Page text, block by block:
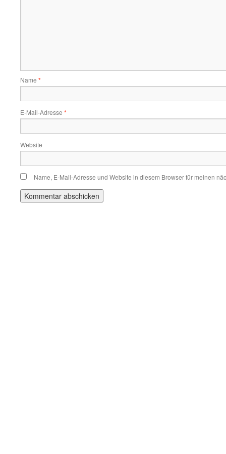
Name *
E-Mail-Adresse *
Website
Name, E-Mail-Adresse und Website in diesem Browser für meinen